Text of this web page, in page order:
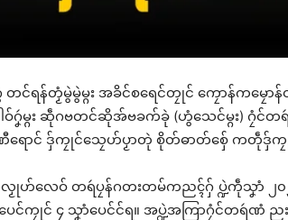
ဌာန်ပရိုၚ်ဗၠး
ရုဲစှ်
ပရိုၚ်လက္ကရဴ
🏛 လညာတ်ပါ်
ရန်တၟံမွဲမွဲမ္ဂး အခိင်စရေင်တၠုင် ကၠောန်ကမၠော
ဂၞဴမ္ဂး ဆဵုဂဗတင်ဆိုအ်ဗခက်ခုဲ (ဟွံသေင်မ္ဂး) ဂၠံ
ရောင် ဒှ်ကၠုင်သၠေဟ်ပၟာတုဲ စိုတ်ဓာတ်စှ်ေ ကတဵုဒှ်ကၠု
ဟ်လေဝ် တရဴပၠန်ဂတးတမ်ကညၚ်ဂှ် ပ္ဍဲကဵုသၞာံ ၂၀၂
ပေင်ကၠုင် ၄ သၞာံပေင်င်ရ။ အပ္ဍဲအကြာဂၠံင်တရဴဏံ ည